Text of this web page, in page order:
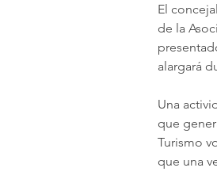
El
de la
alargará
Una
que
Turismo
que una